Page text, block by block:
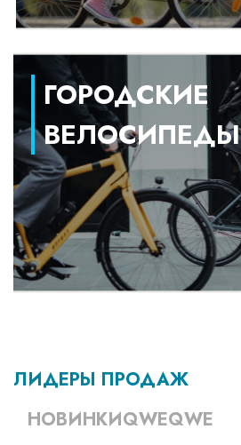
ГОРОДСКИЕ
ВЕЛОСИПЕДЫ
ЛИДЕРЫ ПРОДАЖ
НОВИНКИQWEQWE